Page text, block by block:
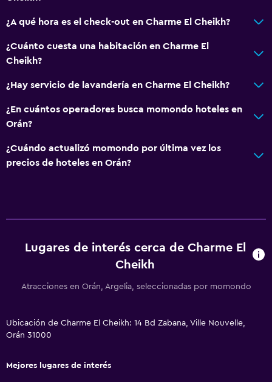
¿A qué hora es el check-out en Charme El Cheikh?
¿Cuánto cuesta una habitación en Charme El
Cheikh?
¿Hay servicio de lavandería en Charme El Cheikh?
¿En cuántos operadores busca momondo hoteles en
Orán?
¿Cuándo actualizó momondo por última vez los
precios de hoteles en Orán?
Lugares de interés cerca de Charme El
Cheikh
Atracciones en Orán, Argelia, seleccionadas por momondo
Ubicación de Charme El Cheikh: 14 Bd Zabana, Ville Nouvelle,
Orán 31000
Mejores lugares de interés